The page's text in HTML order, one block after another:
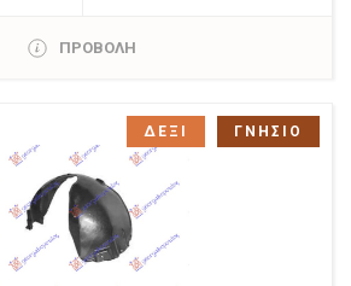
ΠΡΟΒΟΛΗ
ΔΕΞΙ ΓΝΗΣΙΟ